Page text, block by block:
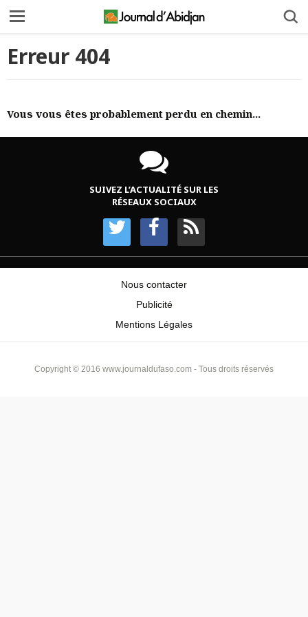
Erreur 404
Vous vous êtes probablement perdu en chemin...
SUIVEZ L’ACTUALITÉ SUR LES
RÉSEAUX SOCIAUX
Nous contacter
Publicité
Mentions Légales
Copyright © 2016 www.journaldufaso.com - Tous droits réservés